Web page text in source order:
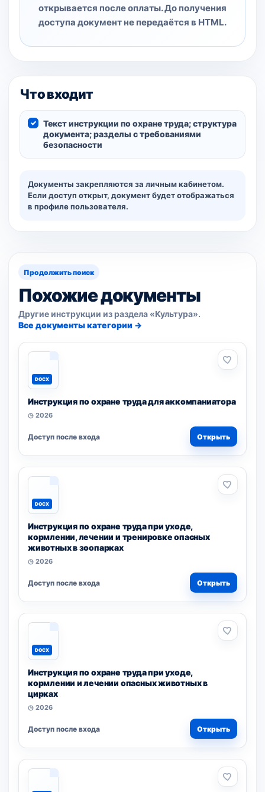
открывается после оплаты. До получения
доступа документ не передаётся в HTML.
Что входит
Текст инструкции по охране труда; структура
документа; разделы с требованиями
безопасности
Документы закрепляются за личным кабинетом.
Если доступ открыт, документ будет отображаться
в профиле пользователя.
Продолжить поиск
Похожие документы
Другие инструкции из раздела «Культура».
Все документы категории →
DOCX
Инструкция по охране труда для аккомпаниатора
◷ 2026
Доступ после входа Открыть
DOCX
Инструкция по охране труда при уходе,
кормлении, лечении и тренировке опасных
животных в зоопарках
◷ 2026
Доступ после входа Открыть
DOCX
Инструкция по охране труда при уходе,
кормлении и лечении опасных животных в
цирках
◷ 2026
Доступ после входа Открыть